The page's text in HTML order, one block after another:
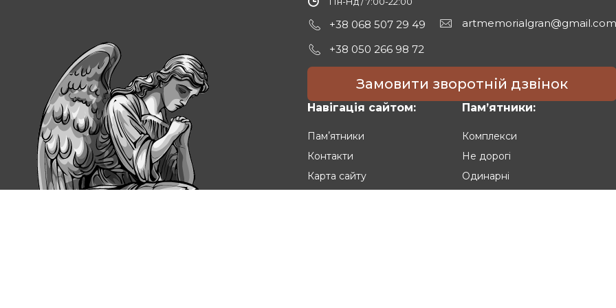
+38 068 507 29 49
+38 050 266 98 72
artmemorialgran@gmail.com
Замовити зворотній дзвінок
Навігація сайтом:
Памʼятники
Контакти
Карта сайту
Памʼятники:
Комплекси
Не дорогі
Одинарні